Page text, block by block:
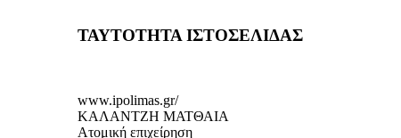
ΤΑΥΤΟΤΗΤΑ ΙΣΤΟΣΕΛΙΔΑΣ
www.ipolimas.gr/
ΚΑΛΑΝΤΖΗ ΜΑΤΘΑΙΑ
Ατομική επιχείρηση